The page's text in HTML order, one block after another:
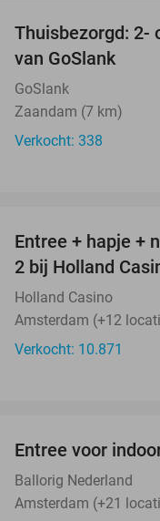
Thuisbezorgd: 2-
van GoSlank
GoSlank
Zaandam (7 km)
Verkocht: 338
Entree + hapje +
2 bij Holland
Holland Casino
Amsterdam (+12
Verkocht: 10.871
Entree voor
Ballorig Nederland
Amsterdam (+21